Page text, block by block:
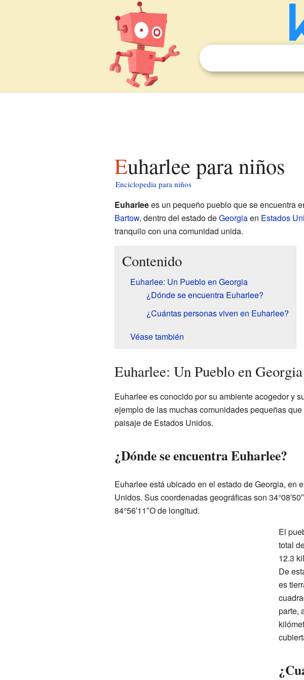
Euharlee para niños
Enciclopedia para niños
Euharleees un pequeño pueblo que se encuentra
Bartow, dentro del estado deGeorgiaen Estados
tranquilo con una comunidad unida.
Contenido
Euharlee: Un Pueblo en Georgia
¿Dónde se encuentra Euharlee?
¿Cuántas personas viven en Euharlee?
Véase también
Euharlee: Un Pueblo en Georgia
Euharlee es conocido por su ambiente acogedor y
ejemplo de las muchas comunidades pequeñas
paisaje de Estados Unidos.
¿Dónde se encuentra Euharlee?
Euharlee está ubicado en el estado de Georgia, en
Unidos. Sus coordenadas geográficas son
84°56′11″O de longitud.
El
total
12.3
De
es
parte,